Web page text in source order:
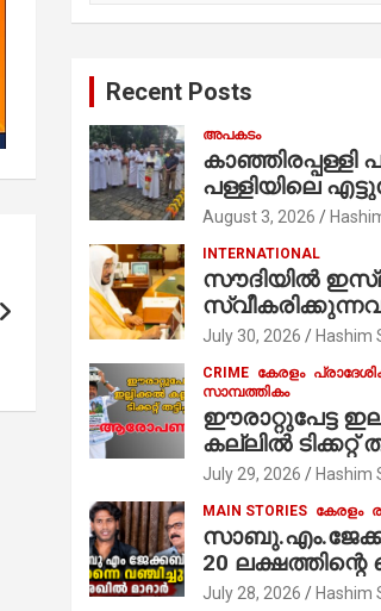
Recent Posts
അപകടം
കാഞ്ഞിരപ്പള്ളി
പള്ളിയിലെ
ആചരണത്തിന്റെ
ആർച്ച് പ്രീസ്റ്റ്
കുര്യൻ
നിർവഹിക്കുന്നു.
August 3, 2026
INTERNATIONAL
സൗദിയില്‍
മുസ്ലിം’
സേവനം
July 30, 2026 Hashim
CRIME കേരളം
സാമ്പത്തികം
ഈരാറ്റുപേട്ട
കല്ലിൽ ടിക്കറ്റ്
ആരോപണം;
July 29, 2026 Hashim
MAIN STORIES കേരളം
20
വിറ്റാണ്
July 28, 2026 Hashim